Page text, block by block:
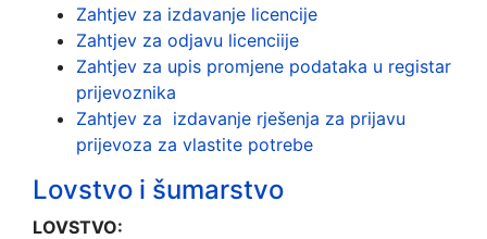
Zahtjev za izdavanje licencije
Zahtjev za odjavu licenciije
Zahtjev za upis promjene podataka u registar
prijevoznika
Zahtjev za izdavanje rješenja za prijavu
prijevoza za vlastite potrebe
Lovstvo i šumarstvo
LOVSTVO: